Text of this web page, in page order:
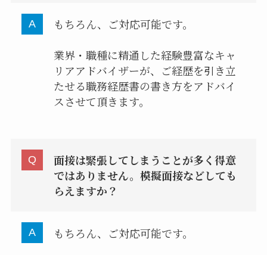
もちろん、ご対応可能です。
業界・職種に精通した経験豊富なキャ
リアアドバイザーが、ご経歴を引き立
たせる職務経歴書の書き方をアドバイ
スさせて頂きます。
面接は緊張してしまうことが多く得意
ではありません。模擬面接などしても
らえますか？
もちろん、ご対応可能です。